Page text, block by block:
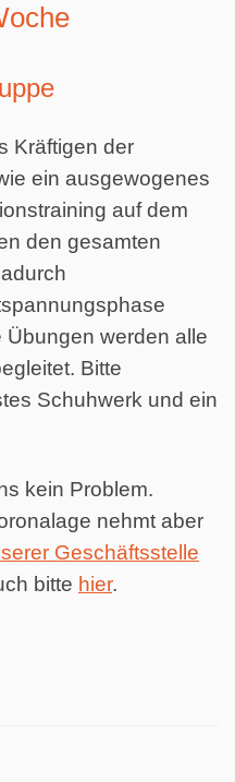
Kräftigen der
ein ausgewogenes
auf dem
den gesamten
Übungen werden alle
Bitte
Schuhwerk und ein
kein Problem.
nehmt aber
Geschäftsstelle
bitte hier.